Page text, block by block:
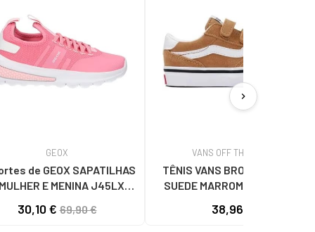
GEOX
de GEOX SAPATILHAS
E MENINA J45LXB
CORAL-WHITE
30,10 €69,90 €
VANS OFF THE WALL
TÊNIS VANS BROOKLYN LS V
SUEDE MARROM PARA BEBÊ
38,96 €
chevron_right